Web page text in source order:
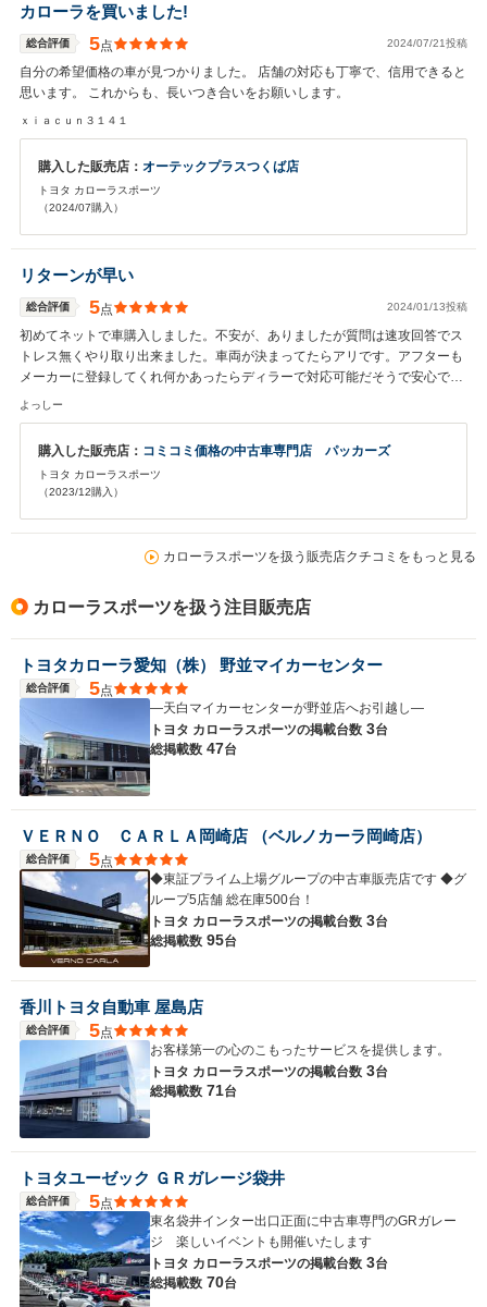
カローラを買いました!
総合評価 5点 2024/07/21投稿
自分の希望価格の車が見つかりました。 店舗の対応も丁寧で、信用できると
思います。 これからも、長いつき合いをお願いします。
ｘｉａｃｕｎ３１４１
購入した販売店： オーテックプラスつくば店
トヨタ カローラスポーツ
（2024/07購入）
リターンが早い
総合評価 5点 2024/01/13投稿
初めてネットで車購入しました。不安が、ありましたが質問は速攻回答でス
トレス無くやり取り出来ました。車両が決まってたらアリです。アフターも
メーカーに登録してくれ何かあったらディラーで対応可能だそうで安心で
す。 新古車狙いならおすすめです。
よっしー
購入した販売店： コミコミ価格の中古車専門店 パッカーズ
トヨタ カローラスポーツ
（2023/12購入）
カローラスポーツを扱う販売店クチコミをもっと見る
カローラスポーツを扱う注目販売店
トヨタカローラ愛知（株） 野並マイカーセンター
総合評価 5点
―天白マイカーセンターが野並店へお引越し―
トヨタ カローラスポーツの掲載台数 3台
総掲載数 47台
ＶＥＲＮＯ ＣＡＲＬＡ岡崎店 （ベルノカーラ岡崎店）
総合評価 5点
◆東証プライム上場グループの中古車販売店です ◆グ
ループ5店舗 総在庫500台！
トヨタ カローラスポーツの掲載台数 3台
総掲載数 95台
香川トヨタ自動車 屋島店
総合評価 5点
お客様第一の心のこもったサービスを提供します。
トヨタ カローラスポーツの掲載台数 3台
総掲載数 71台
トヨタユーゼック ＧＲガレージ袋井
総合評価 5点
東名袋井インター出口正面に中古車専門のGRガレー
ジ 楽しいイベントも開催いたします
トヨタ カローラスポーツの掲載台数 3台
総掲載数 70台